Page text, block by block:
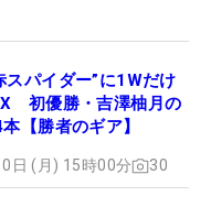
スパイダー”に1Wだけ
初優勝・吉澤柚月の
【勝者のギア】
日 (月) 15時00分 30